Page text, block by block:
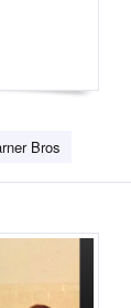
Bros